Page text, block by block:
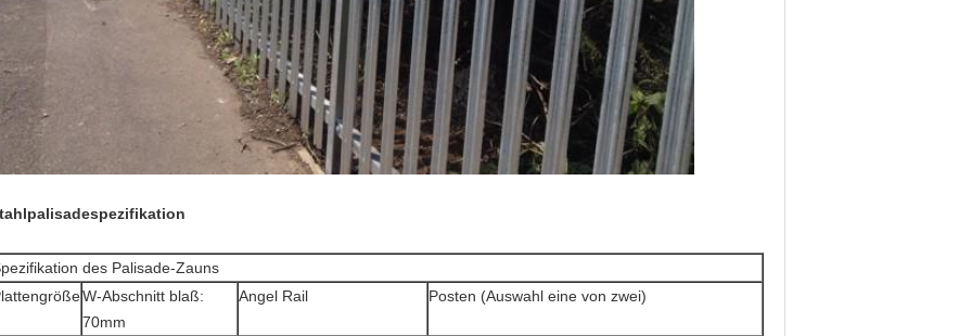
des Palisade-Zauns
W-Abschnitt blaß:
70mm
Angel Rail Posten (Auswahl eine von zwei)